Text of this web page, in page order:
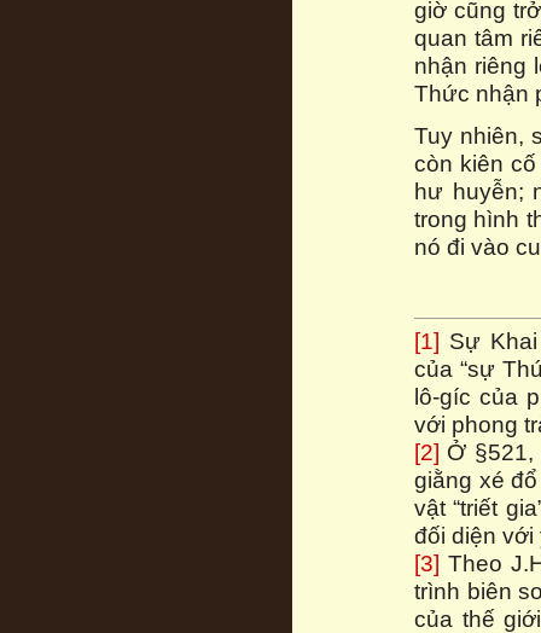
giờ cũng
quan tâm
nhận riêng
Thức nhận
Tuy nhiên,
còn kiên
hư huyễn;
trong hình
nó đi vào
[1] Sự
của “sự
lô-gíc của
với phong
[2] Ở §521,
giằng xé
vật “triết
đối diện với
[3] Theo
trình biên
của thế